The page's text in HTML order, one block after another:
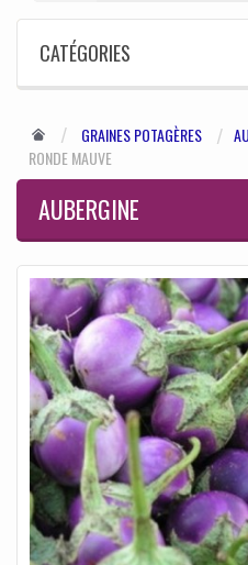
CATÉGORIES
GRAINES POTAGÈRES
RONDE MAUVE
AUBERGINE